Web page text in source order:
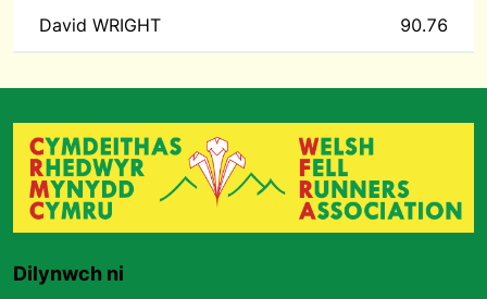
David WRIGHT 90.76
Dilynwch ni